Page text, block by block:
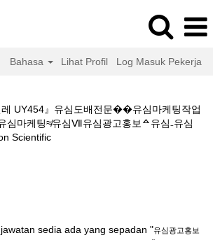
Bahasa Lihat Profil Log Masuk Pekerja
레 UY454』유심도배전문��유심마케팅작업
마케팅≉유심Ⅶ유심광고홍보ᅀ유심₋유심
Scientific(halaman
sedia ada yang sepadan "유심광고홍보